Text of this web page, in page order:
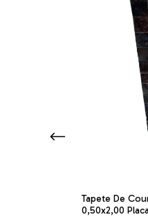
Tapete De
0,50x2,00